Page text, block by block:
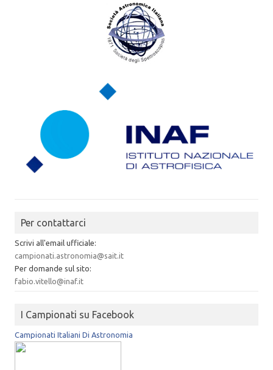
Per contattarci
Scrivi all'email ufficiale:
campionati.astronomia@sait.it
Per domande sul sito:
fabio.vitello@inaf.it
I Campionati su Facebook
Campionati Italiani Di Astronomia